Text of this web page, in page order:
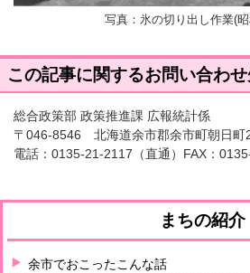
写真：氷の切り出し作業(
この記事に関するお問い合わ
総合政策部 政策推進課 広報統計係
〒046-8546 北海道余市郡余市町朝日町
電話： 0135-21-2117 （直通）FAX：
まちの紹介
余市でおこったこんな話